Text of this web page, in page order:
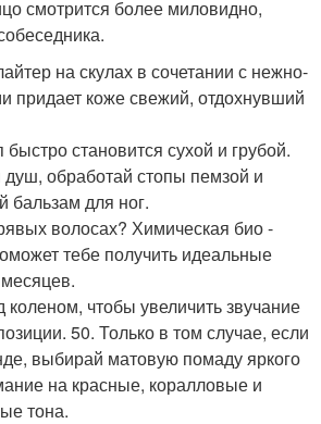
смотрится более миловидно,
на скулах в сочетании с нежно-
придает коже свежий, отдохнувший
становится сухой и грубой.
обработай стопы пемзой и
бальзам для ног.
волосах? Химическая био -
тебе получить идеальные
коленом, чтобы увеличить звучание
50. Только в том случае, если
выбирай матовую помаду яркого
на красные, коралловые и
тона.